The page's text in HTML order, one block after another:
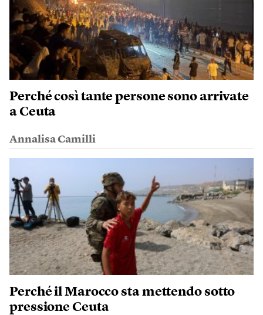
Perché così tante persone sono arrivate
a Ceuta
Annalisa Camilli
Perché il Marocco sta mettendo sotto
pressione Ceuta